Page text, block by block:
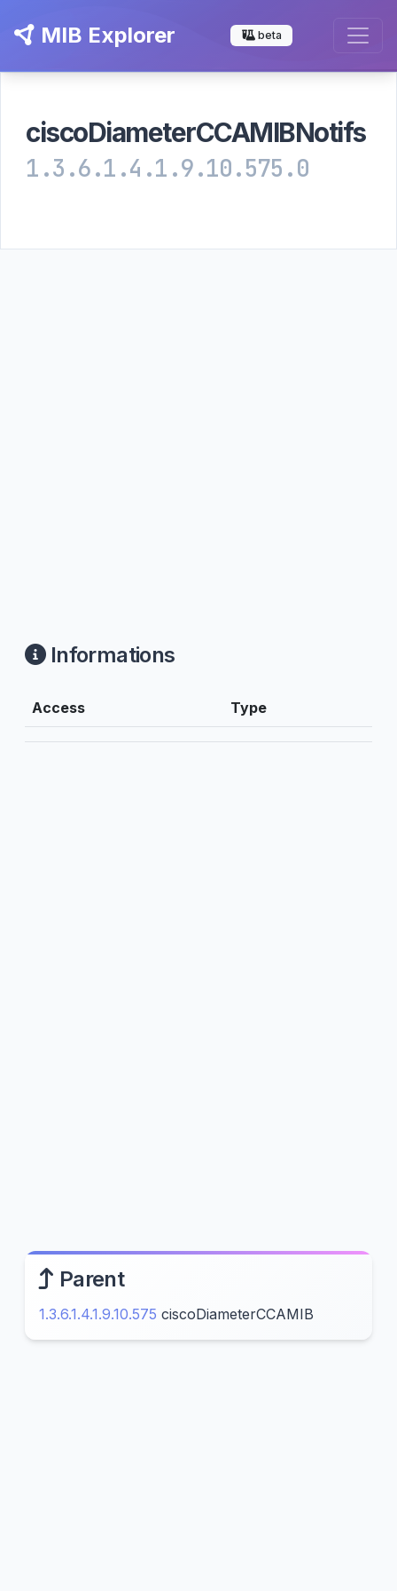
MIB Explorer beta
ciscoDiameterCCAMIBNotifs
1.3.6.1.4.1.9.10.575.0
Informations
Access Type
Parent
1.3.6.1.4.1.9.10.575 ciscoDiameterCCAMIB